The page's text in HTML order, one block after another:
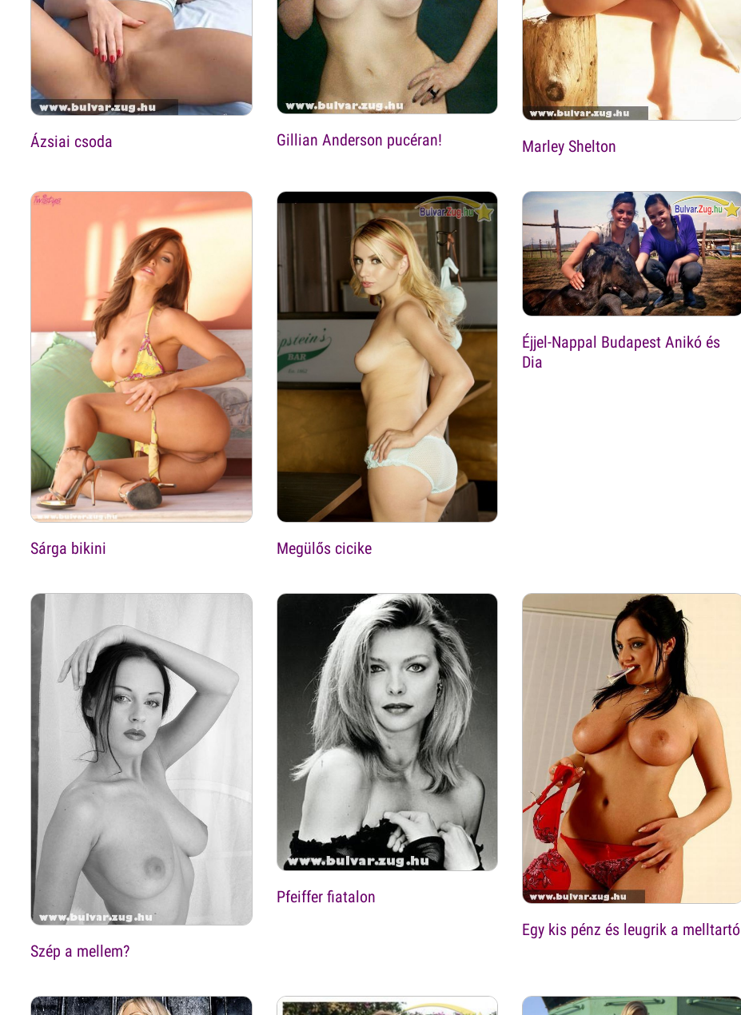
Ázsiai csoda Gillian Anderson pucéran! Marley Shelton
Sárga bikini Megülős cicike
Éjjel-Nappal Budapest Anikó és
Dia
Szép a mellem?
Pfeiffer fiatalon
Egy kis pénz és leugrik a melltartó